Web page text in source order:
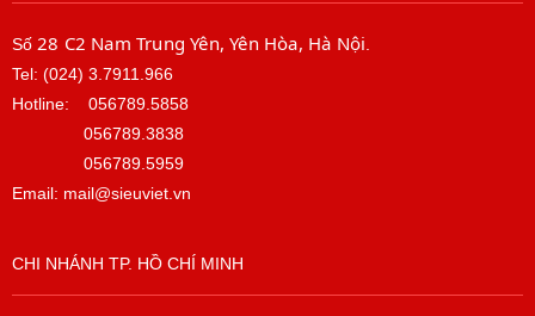
Số 28 C2 Nam Trung Yên, Yên Hòa, Hà Nội
Tel: (024) 3.7911.966
Hotline: 056789.5858
056789.3838
056789.5959
Email: mail@sieuviet.vn
CHI NHÁNH TP. HỒ CHÍ MINH